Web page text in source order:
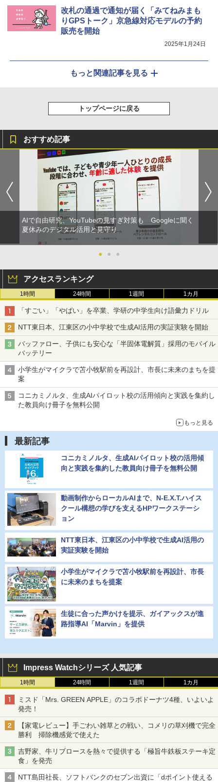
改札の通過で通知が届く「みてねみまも
りGPSトーク」京急線対応モデルの予約
販売を開始
2025年1月24日
もっと関連記事を見る
トップページに戻る
おすすめ記事
AIで自由研究、YouTubeの見すぎ対策も Googleに聞く
夏休みのデジタル活用と見守り
● ● ●
アクセスランキング
1時間 24時間 1週間 1カ月
「すごい」「やばい」を卒業、学研の中学生向け語彙力ドリル
NTT東日本、江東区の小中学校で生成AI活用の実証実験を開始
バッファロー、子供にも安心な「半固体電解質」採用のモバイル
バッテリー
小学生がマイクラで苫小牧駅前を再設計、市長に未来のまちを提
案
コニカミノルタ、生成AIパイロット校の活用傾向と実践を集約し
た教員向け冊子を無料公開
もっと見る
最新記事
コニカミノルタ、生成AIパイロット校の活用傾
向と実践を集約した教員向け冊子を無料公開
動画制作からローカルAIまで、N-E.X.T.ハイス
クール構想の学びを支えるHPワークステーシ
ョン
NTT東日本、江東区の小中学校で生成AI活用の
実証実験を開始
小学生がマイクラで苫小牧駅前を再設計、市長
に未来のまちを提案
生徒に合った声かけを提示、ガイアックスが進
路指導AI「Marvin」を提供
Impress Watchシリーズ 人気記事
1時間 24時間 1週間 1カ月
ミスド「Mrs. GREEN APPLE」のコラボドーナツ4種、いよいよ
発売！
【家電レビュー】手ごわい雑草との戦い、コメリの草刈機で完全
勝利 掃除機感覚で使えた
吉野家、牛リブロースを熱々で提供する「極旨牛鉄板ステーキ定
食」を発売
NTT島田社長、ソフトバンクのセブン出資に「dポイント使える